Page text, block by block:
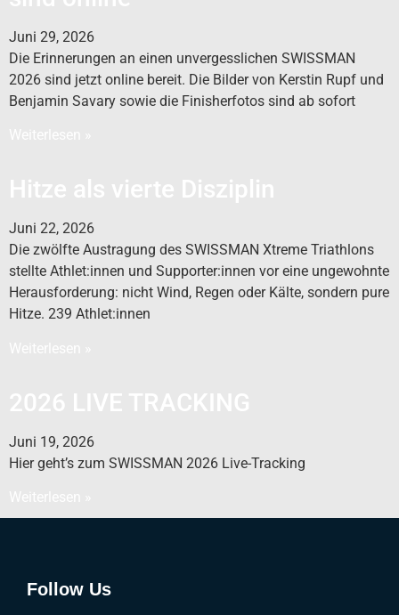
Juni 29, 2026
Die Erinnerungen an einen unvergesslichen SWISSMAN
2026 sind jetzt online bereit. Die Bilder von Kerstin Rupf und
Benjamin Savary sowie die Finisherfotos sind ab sofort
Juni 22, 2026
Die zwölfte Austragung des SWISSMAN Xtreme Triathlons
stellte Athlet:innen und Supporter:innen vor eine ungewohnte
Herausforderung: nicht Wind, Regen oder Kälte, sondern pure
Hitze. 239 Athlet:innen
Juni 19, 2026
Hier geht’s zum SWISSMAN 2026 Live-Tracking
Follow Us